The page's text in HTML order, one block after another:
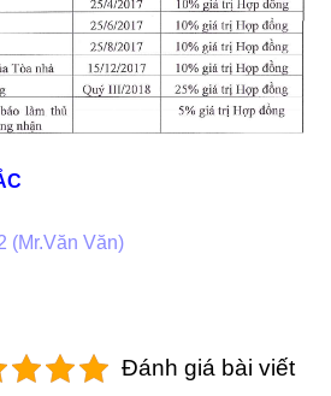
(Mr.Văn Văn)
Đánh giá bài viết